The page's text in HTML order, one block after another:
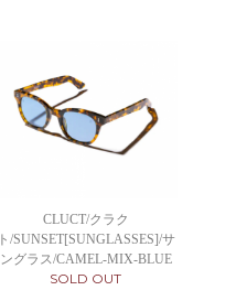
CLUCT/クラク
ト/SUNSET[SUNGLASSES]/サ
ングラス/CAMEL-MIX-BLUE
SOLD OUT